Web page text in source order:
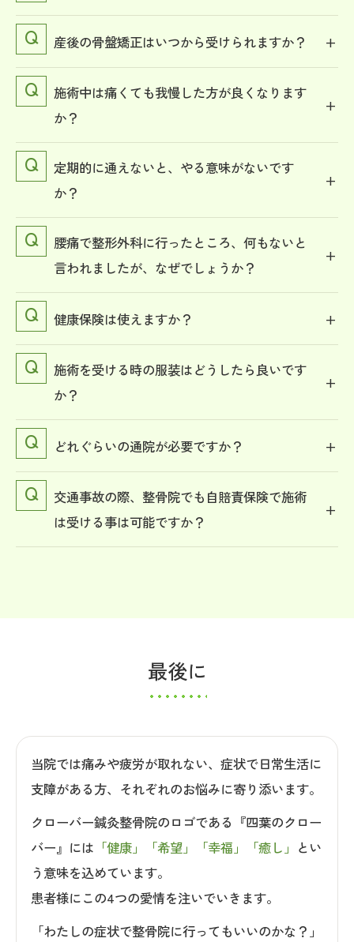
産後の骨盤矯正はいつから受けられますか？
施術中は痛くても我慢した方が良くなります
か？
定期的に通えないと、やる意味がないです
か？
腰痛で整形外科に行ったところ、何もないと
言われましたが、なぜでしょうか？
健康保険は使えますか？
施術を受ける時の服装はどうしたら良いです
か？
どれぐらいの通院が必要ですか？
交通事故の際、整骨院でも自賠責保険で施術
は受ける事は可能ですか？
最後に
当院では痛みや疲労が取れない、症状で日常生活に
支障がある方、それぞれのお悩みに寄り添います。
クローバー鍼灸整骨院のロゴである『四葉のクロー
バー』には 「健康」「希望」「幸福」「癒し」 とい
う意味を込めています。
患者様にこの4つの愛情を注いでいきます。
「わたしの症状で整骨院に行ってもいいのかな？」